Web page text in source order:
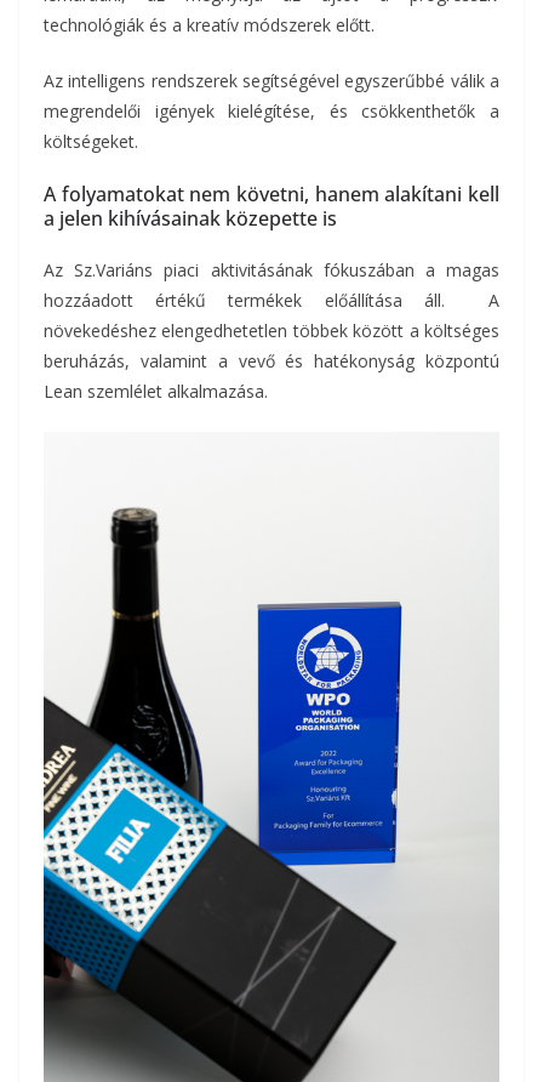
technológiák és a kreatív módszerek előtt.
Az intelligens rendszerek segítségével egyszerűbbé válik a
megrendelői igények kielégítése, és csökkenthetők a
költségeket.
A folyamatokat nem követni, hanem alakítani kell
a jelen kihívásainak közepette is
Az Sz.Variáns piaci aktivitásának fókuszában a magas
hozzáadott értékű termékek előállítása áll. A
növekedéshez elengedhetetlen többek között a költséges
beruházás, valamint a vevő és hatékonyság központú
Lean szemlélet alkalmazása.